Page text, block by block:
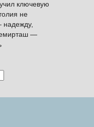
ключевую
не
надежду,
—